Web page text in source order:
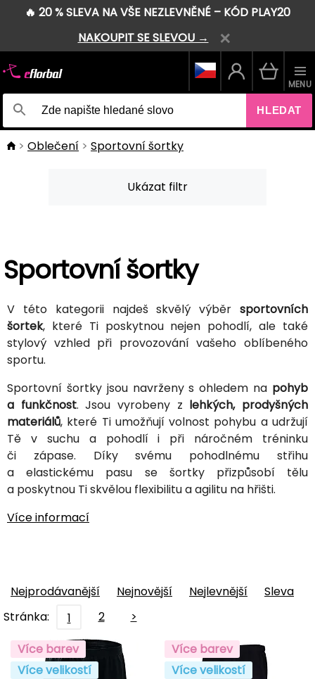
🔥 20 % SLEVA NA VŠE NEZLEVNĚNÉ – KÓD PLAY20
NAKOUPIT SE SLEVOU →
HLEDAT
MENU
Oblečení Sportovní šortky
Ukázat filtr
Sportovní šortky
V této kategorii najdeš skvělý výběr sportovních
šortek, které Ti poskytnou nejen pohodlí, ale také
stylový vzhled při provozování vašeho oblíbeného
sportu.
Sportovní šortky jsou navrženy s ohledem na pohyb
a funkčnost. Jsou vyrobeny z lehkých, prodyšných
materiálů, které Ti umožňují volnost pohybu a udržují
Tě v suchu a pohodlí i při náročném tréninku
či zápase. Díky svému pohodlnému střihu
a elastickému pasu se šortky přizpůsobí tělu
a poskytnou Ti skvělou flexibilitu a agilitu na hřišti.
Více informací
Nejprodávanější Nejnovější Nejlevnější
Sleva
Stránka:
1 2
>
Více barev
Více velikostí
Více barev
Více velikostí